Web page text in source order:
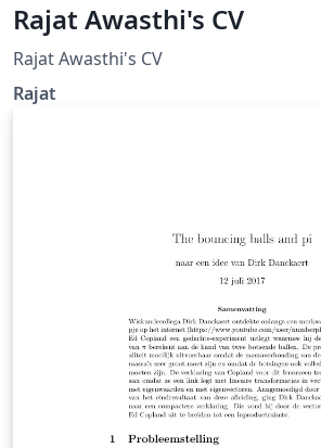
Rajat Awasthi's CV
Rajat Awasthi's CV
Rajat